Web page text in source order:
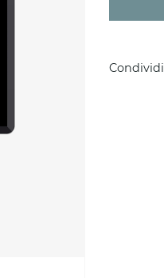
Condividi